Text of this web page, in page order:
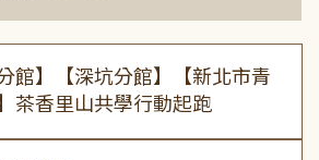
分館】【深坑分館】【新北市青
茶香里山共學行動起跑